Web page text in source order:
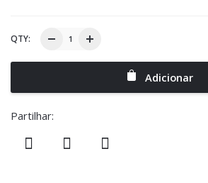
QTY:
Adicionar
Partilhar: